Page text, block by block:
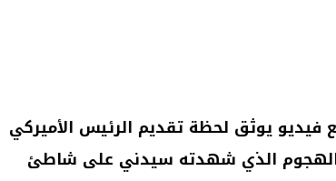
فيديو يوثق لحظة تقديم الرئيس الأميركي
الهجوم الذي شهدته سيدني على شاطئ